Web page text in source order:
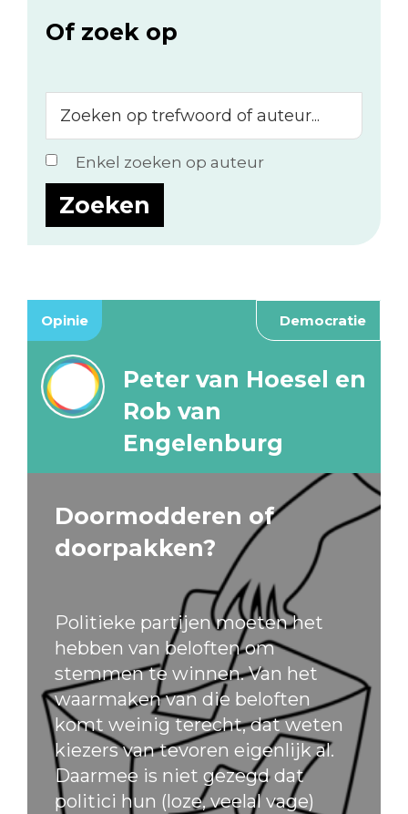
Of zoek op
op
trefwoord
of
auteur...
Enkel zoeken op auteur
Opinie Democratie
Peter van Hoesel en
Rob van
Engelenburg
Doormodderen of
doorpakken?
Politieke partijen moeten het
hebben van beloften om
stemmen te winnen. Van het
waarmaken van die beloften
komt weinig terecht, dat weten
kiezers van tevoren eigenlijk al.
Daarmee is niet gezegd dat
politici hun (loze, veelal vage)